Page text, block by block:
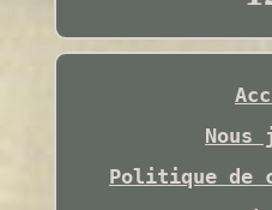
Nous
Politique de